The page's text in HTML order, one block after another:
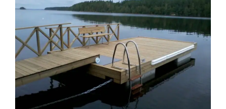
Asiakaskokemuksia